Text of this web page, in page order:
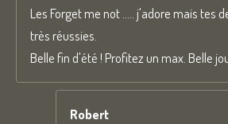
Les Forget me not ..... j'adore mais tes
très réussies.
Belle fin d'été ! Profitez un max. Belle
Robert